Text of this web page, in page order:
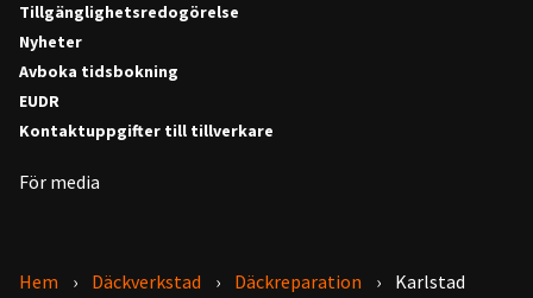
Tillgänglighetsredogörelse
Nyheter
Avboka tidsbokning
EUDR
Kontaktuppgifter till tillverkare
För media
Hem Däckverkstad Däckreparation Karlstad